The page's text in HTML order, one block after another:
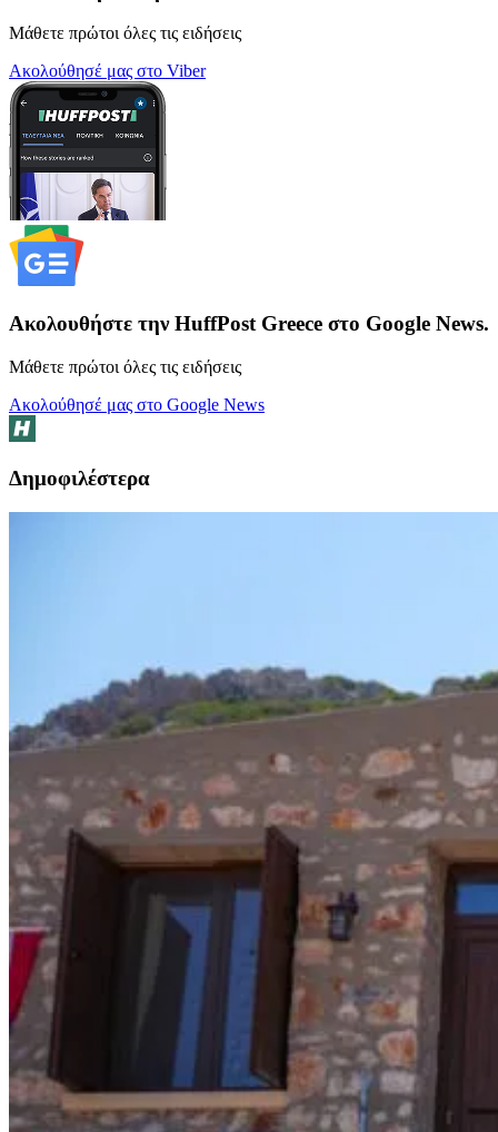
Μάθετε πρώτοι όλες τις ειδήσεις
Ακολούθησέ μας στο Viber
Ακολουθήστε την HuffPost Greece στο Google News.
Μάθετε πρώτοι όλες τις ειδήσεις
Ακολούθησέ μας στο Google News
Δημοφιλέστερα